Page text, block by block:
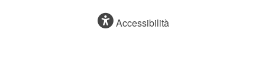
Accessibilità